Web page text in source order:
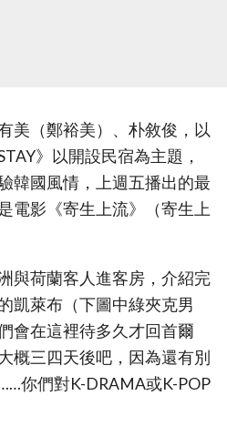
美（鄭裕美）、朴敘俊，以
》以開設民宿為主題，
韓國風情，上週五播出的最
電影《寄生上流》（寄生上
與荷蘭客人進客房，介紹完
凱萊布（下圖中綠夾克男
會在這裡待多久才回首爾
概三四天後吧，因為還有別
你們對K-DRAMA或K-POP